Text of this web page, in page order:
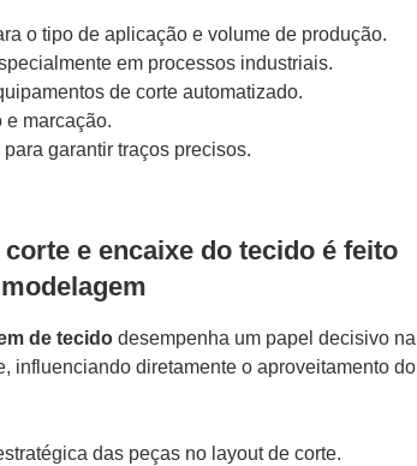
o tipo de aplicação e volume de produção.
em processos industriais.
de corte automatizado.
e marcação.
garantir traços precisos.
e encaixe do tecido é feito
de tecidodesempenha um papel decisivo na
influenciando diretamente o aproveitamento do
das peças no layout de corte.